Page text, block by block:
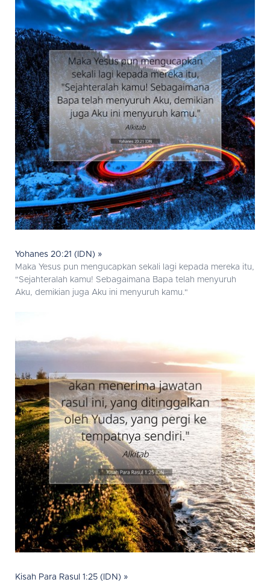
Yohanes 20:21 (IDN) »
Maka Yesus pun mengucapkan sekali lagi kepada mereka itu,
"Sejahteralah kamu! Sebagaimana Bapa telah menyuruh
Aku, demikian juga Aku ini menyuruh kamu."
Kisah Para Rasul 1:25 (IDN) »